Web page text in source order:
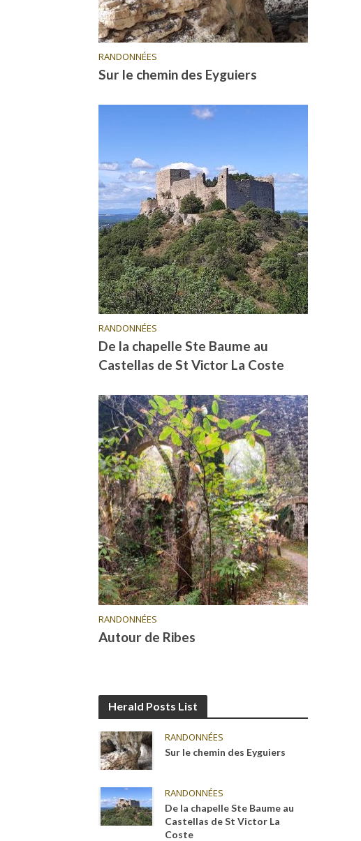
RANDONNÉES
Sur le chemin des Eyguiers
RANDONNÉES
De la chapelle Ste Baume au
Castellas de St Victor La Coste
RANDONNÉES
Autour de Ribes
Herald Posts List
RANDONNÉES
Sur le chemin des Eyguiers
RANDONNÉES
De la chapelle Ste Baume au
Castellas de St Victor La
Coste